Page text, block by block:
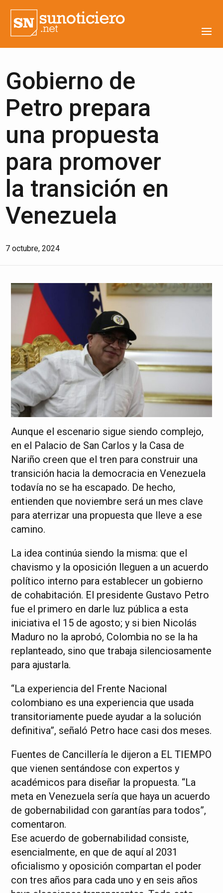
Gobierno de
Petro prepara
una propuesta
para promover
la transición en
Venezuela
7 octubre, 2024
Aunque el escenario sigue siendo complejo,
en el Palacio de San Carlos y la Casa de
Nariño creen que el tren para construir una
transición hacia la democracia en Venezuela
todavía no se ha escapado. De hecho,
entienden que noviembre será un mes clave
para aterrizar una propuesta que lleve a ese
camino.
La idea continúa siendo la misma: que el
chavismo y la oposición lleguen a un acuerdo
político interno para establecer un gobierno
de cohabitación. El presidente Gustavo Petro
fue el primero en darle luz pública a esta
iniciativa el 15 de agosto; y si bien Nicolás
Maduro no la aprobó, Colombia no se la ha
replanteado, sino que trabaja silenciosamente
para ajustarla.
“La experiencia del Frente Nacional
colombiano es una experiencia que usada
transitoriamente puede ayudar a la solución
definitiva”, señaló Petro hace casi dos meses.
Fuentes de Cancillería le dijeron a EL TIEMPO
que vienen sentándose con expertos y
académicos para diseñar la propuesta. “La
meta en Venezuela sería que haya un acuerdo
de gobernabilidad con garantías para todos”,
comentaron.
Ese acuerdo de gobernabilidad consiste,
esencialmente, en que de aquí al 2031
oficialismo y oposición compartan el poder
con tres años para cada uno y en seis años